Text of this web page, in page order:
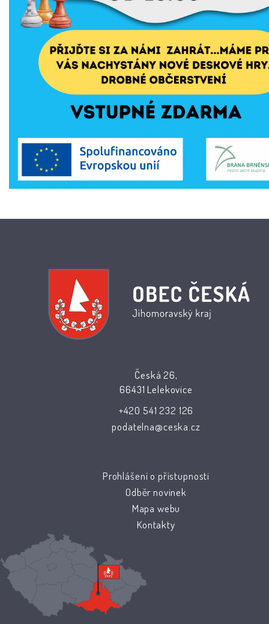
Česká 26,
66431 Lelekovice
+420 541 232 126
podatelna@ceska.cz
Prohlášení o přístupnosti
Odběr novinek
Mapa webu
Kontakty